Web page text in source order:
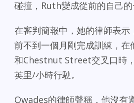
碰撞，Ruth變成從前的自己的
在審判簡報中，她的律師表示
前不到一個月剛完成訓練，
和Chestnut Street交叉口時
英里/小時行駛。
Owades的律師聲稱，他沒有